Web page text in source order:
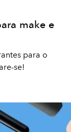
make e
para o
se!